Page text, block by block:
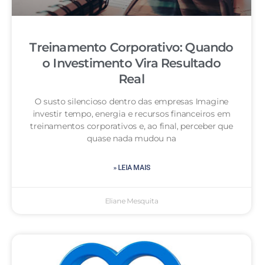
Treinamento Corporativo: Quando
o Investimento Vira Resultado
Real
O susto silencioso dentro das empresas Imagine
investir tempo, energia e recursos financeiros em
treinamentos corporativos e, ao final, perceber que
quase nada mudou na
» LEIA MAIS
Eliane Mesquita